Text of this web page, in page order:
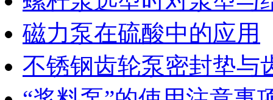
磁力泵在硫酸中的应用
不锈钢齿轮泵密封垫与